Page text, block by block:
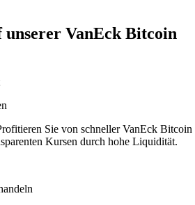
VanEck Bitcoin
Sie von schneller VanEck Bitcoin
Kursen durch hohe Liquidität.